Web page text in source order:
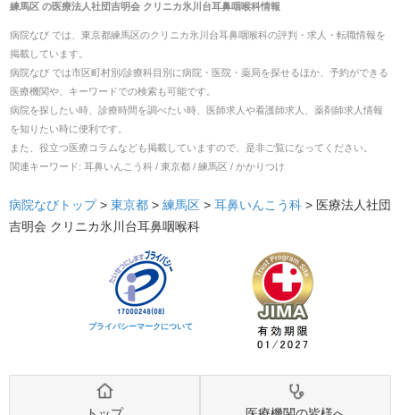
練馬区の医療法人社団吉明会 クリニカ氷川台耳鼻咽喉科情報
病院なび では、 東京都練馬区のクリニカ氷川台耳鼻咽喉科の評判・求人・転職情報を
掲載しています。
病院なび では市区町村別/診療科目別に病院・医院・薬局を探せるほか、予約ができる
医療機関や、キーワードでの検索も可能です。
病院を探したい時、診療時間を調べたい時、医師求人や看護師求人、薬剤師求人情報
を知りたい時に便利です。
また、役立つ医療コラムなども掲載していますので、是非ご覧になってください。
関連キーワード: 耳鼻いんこう科 / 東京都 / 練馬区 / かかりつけ
病院なびトップ > 東京都 > 練馬区 > 耳鼻いんこう科 > 医療法人社団
吉明会 クリニカ氷川台耳鼻咽喉科
プライバシーマークについて